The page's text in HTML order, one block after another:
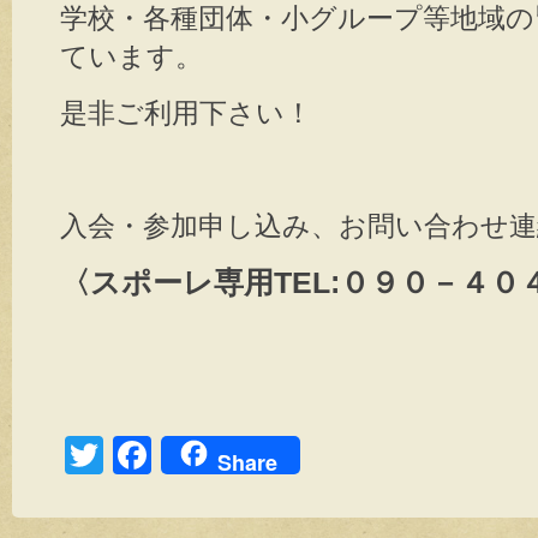
学校・各種団体・小グループ等地域
ています。
是非ご利用下さい！
入会・参加申し込み、お問い合わせ
〈スポーレ専用TEL:０９０－４０
T
F
Share